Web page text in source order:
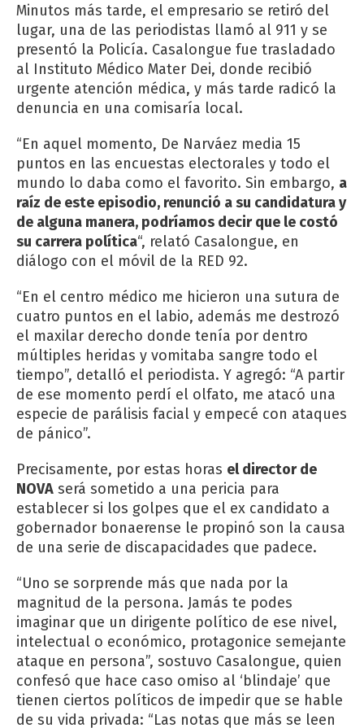
Minutos más tarde, el empresario se retiró del
lugar, una de las periodistas llamó al 911 y se
presentó la Policía. Casalongue fue trasladado
al Instituto Médico Mater Dei, donde recibió
urgente atención médica, y más tarde radicó la
denuncia en una comisaría local.
“En aquel momento, De Narváez media 15
puntos en las encuestas electorales y todo el
mundo lo daba como el favorito. Sin embargo, a
raíz de este episodio, renunció a su candidatura y
de alguna manera, podríamos decir que le costó
su carrera política“, relató Casalongue, en
diálogo con el móvil de la RED 92.
“En el centro médico me hicieron una sutura de
cuatro puntos en el labio, además me destrozó
el maxilar derecho donde tenía por dentro
múltiples heridas y vomitaba sangre todo el
tiempo”, detalló el periodista. Y agregó: “A partir
de ese momento perdí el olfato, me atacó una
especie de parálisis facial y empecé con ataques
de pánico”.
Precisamente, por estas horas el director de
NOVA será sometido a una pericia para
establecer si los golpes que el ex candidato a
gobernador bonaerense le propinó son la causa
de una serie de discapacidades que padece.
“Uno se sorprende más que nada por la
magnitud de la persona. Jamás te podes
imaginar que un dirigente político de ese nivel,
intelectual o económico, protagonice semejante
ataque en persona”, sostuvo Casalongue, quien
confesó que hace caso omiso al ‘blindaje’ que
tienen ciertos políticos de impedir que se hable
de su vida privada: “Las notas que más se leen